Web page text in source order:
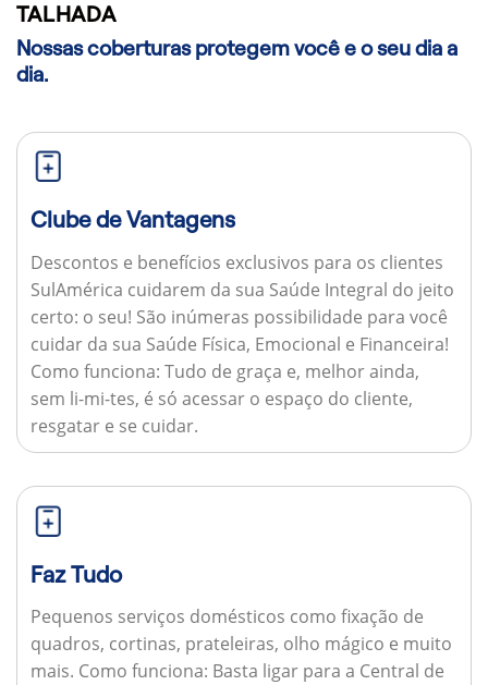
TALHADA
Nossas coberturas protegem você e o seu dia a
dia.
Clube de Vantagens
Descontos e benefícios exclusivos para os clientes
SulAmérica cuidarem da sua Saúde Integral do jeito
certo: o seu! São inúmeras possibilidade para você
cuidar da sua Saúde Física, Emocional e Financeira!
Como funciona: Tudo de graça e, melhor ainda,
sem li-mi-tes, é só acessar o espaço do cliente,
resgatar e se cuidar.
Faz Tudo
Pequenos serviços domésticos como fixação de
quadros, cortinas, prateleiras, olho mágico e muito
mais. Como funciona: Basta ligar para a Central de